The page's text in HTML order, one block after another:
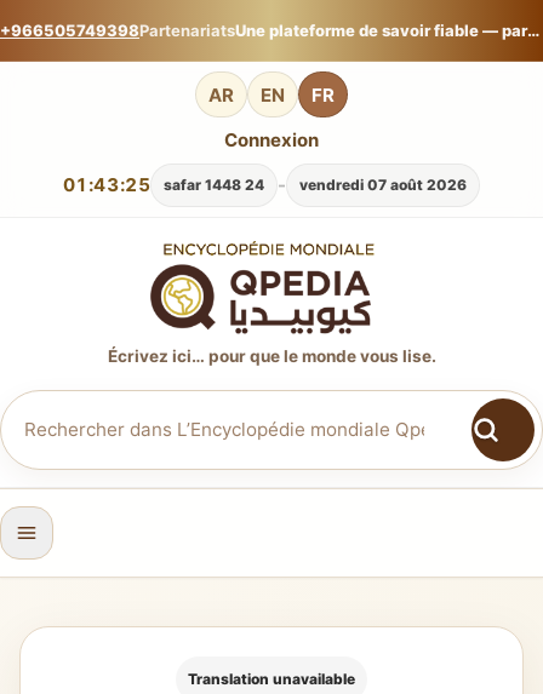
+966505749398Partenariats Une plateforme de savoir fiable — partagez votre expertise sur L’Encyclopédie mondiale Qpedia.
AR EN FR
01:43:26 vendredi 07 août 2026
-
24 safar 1448
Connexion
Écrivez ici… pour que le monde vous lise.
Translation unavailable